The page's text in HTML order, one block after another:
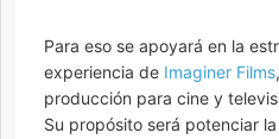
Para eso se apoyará en la
experiencia de Imaginer Films
producción para cine y
Su propósito será potenciar